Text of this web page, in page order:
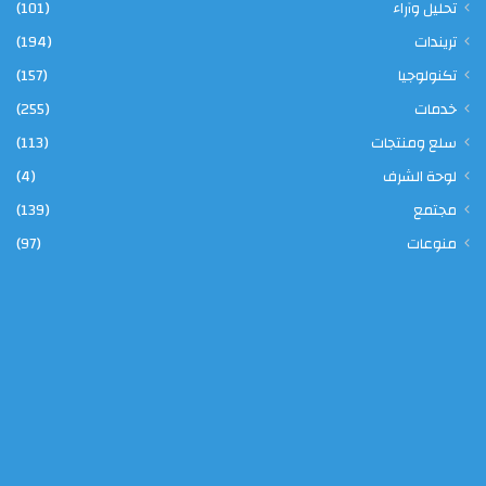
تحليل وآراء
(101)
تريندات
(194)
تكنولوجيا
(157)
خدمات
(255)
سلع ومنتجات
(113)
لوحة الشرف
(4)
مجتمع
(139)
منوعات
(97)